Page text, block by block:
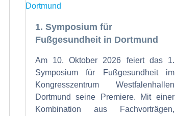
1. Symposium für
Fußgesundheit in Dortmund
Am 10. Oktober 2026 feiert das 1.
Symposium für Fußgesundheit im
Kongresszentrum Westfalenhallen
Dortmund seine Premiere. Mit einer
Kombination aus Fachvorträgen,